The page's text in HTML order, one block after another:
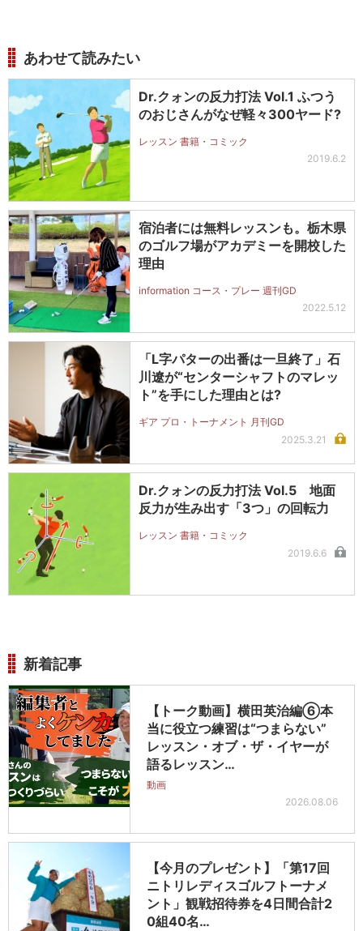
あわせて読みたい
Dr.クォンの反力打法 Vol.1 ふつう
のおじさんがなぜ軽々300ヤード?
レッスン 書籍・コミック
2019.6.2
宿泊者には無料レッスンも。栃木県
のゴルフ場がアカデミーを開校した
理由
information コース・プレー 週刊GD
2022.5.12
「L字パターの出番は一旦終了」石
川遼が“センターシャフトのマレッ
ト”を手にした理由とは?
ギア プロ・トーナメント 月刊GD
2025.3.21
Dr.クォンの反力打法 Vol.5 地面
反力が生み出す「3つ」の回転力
レッスン 書籍・コミック
2019.6.6
新着記事
【トーク動画】横田英治編⑥本
当に役立つ練習は“つまらない”
レッスン・オブ・ザ・イヤーが
語るレッスン…
動画
2026.08.06
【今月のプレゼント】「第17回
ニトリレディスゴルフトーナメ
ント」観戦招待券を4日間合計2
0組40名…